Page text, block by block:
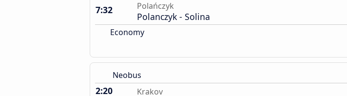
7:32
Polańczyk
Polanczyk - Solina
Economy
Neobus
2:20 Krakov